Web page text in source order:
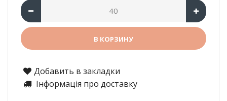
Добавить в закладки
Інформація про доставку